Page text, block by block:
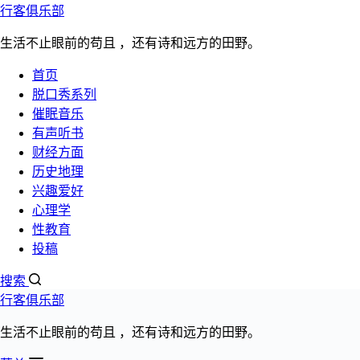
跳过内容
催眠
行客俱乐部
生活不止眼前的苟且 ，还有诗和远方的田野。
首页
脱口秀系列
催眠音乐
有声听书
财经方面
历史地理
兴趣爱好
心理学
性教育
投稿
搜索
行客俱乐部
生活不止眼前的苟且 ，还有诗和远方的田野。
弗洛伊德的人格结构学说：本我 自我 超
文章分类：
心理学
2023年4月3日
阅读数量：5384次